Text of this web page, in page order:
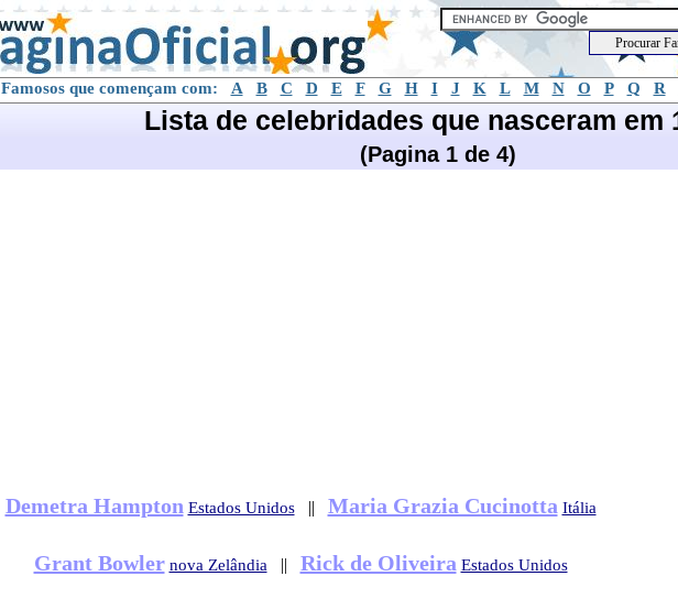
Famosos que començam com: A B C D E F G H I J K L M N O P Q R
Lista de celebridades que nasceram em
(Pagina 1 de 4)
Demetra Hampton Estados Unidos|| Maria Grazia Cucinotta Itália
Grant Bowler nova Zelândia || Rick de Oliveira Estados Unidos